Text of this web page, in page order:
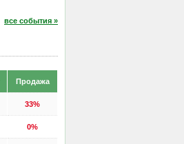
все события »
Продажа
33%
0%